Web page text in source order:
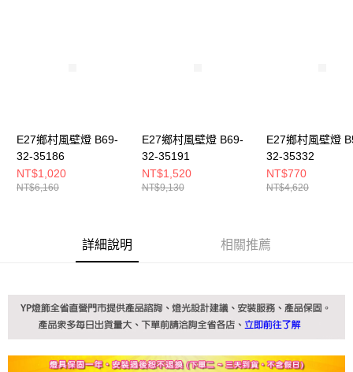
３．未成年的使用者請事先徵得法定代理人或監護人之同意方可使用
「AFTEE先享後付」，若未經同意申辦者引起之損失，本公司不負相關責
任。
４．使用「AFTEE先享後付」時，將依據個別帳號之用戶狀況，依本公司即
時審查核予不同之上限額度；若仍有額度不足之情形，本公司將視審查結果
E27鄉村風壁燈 B69-
32-35186
NT$1,020
NT$6,160
E27鄉村風壁燈 B69-
32-35191
NT$1,520
NT$9,130
E27鄉村風壁燈
32-35332
NT$770
NT$4,620
詳細說明 相關推薦